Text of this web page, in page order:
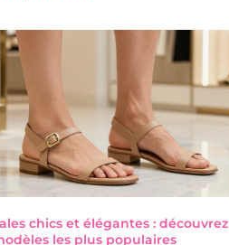
chics et élégantes : découvrez
les plus populaires